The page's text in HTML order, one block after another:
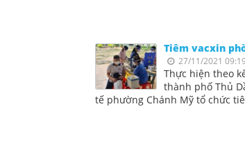
Tiêm vacxin
27/11/2021
Thực hiện theo
thành phố Thủ
tế phường Chánh Mỹ tổ chức